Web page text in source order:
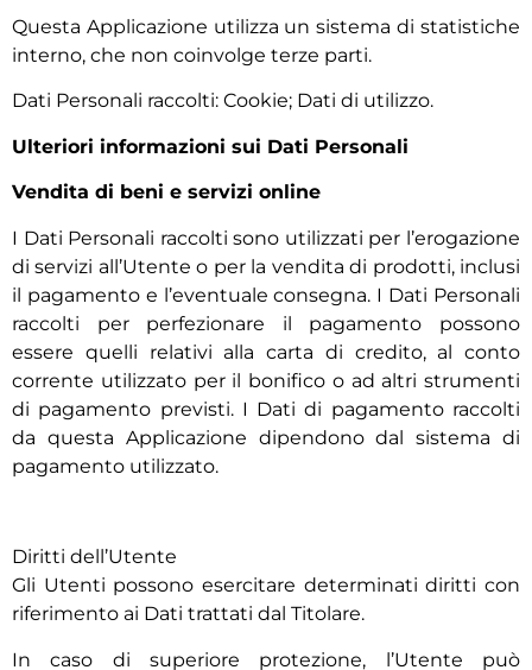
Questa Applicazione utilizza un sistema di statistiche
interno, che non coinvolge terze parti.
Dati Personali raccolti: Cookie; Dati di utilizzo.
Ulteriori informazioni sui Dati Personali
Vendita di beni e servizi online
I Dati Personali raccolti sono utilizzati per l’erogazione
di servizi all’Utente o per la vendita di prodotti, inclusi
il pagamento e l’eventuale consegna. I Dati Personali
raccolti per perfezionare il pagamento possono
essere quelli relativi alla carta di credito, al conto
corrente utilizzato per il bonifico o ad altri strumenti
di pagamento previsti. I Dati di pagamento raccolti
da questa Applicazione dipendono dal sistema di
pagamento utilizzato.
Diritti dell’Utente
Gli Utenti possono esercitare determinati diritti con
riferimento ai Dati trattati dal Titolare.
In caso di superiore protezione, l’Utente può